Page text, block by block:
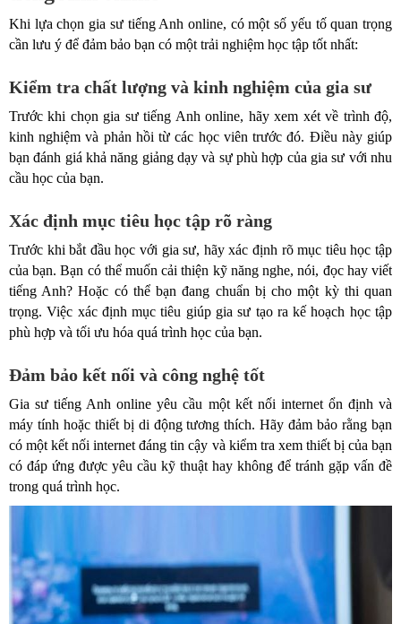
Khi lựa chọn gia sư tiếng Anh online, có một số yếu tố quan trọng
cần lưu ý để đảm bảo bạn có một trải nghiệm học tập tốt nhất:
Kiểm tra chất lượng và kinh nghiệm của gia sư
Trước khi chọn gia sư tiếng Anh online, hãy xem xét về trình độ,
kinh nghiệm và phản hồi từ các học viên trước đó. Điều này giúp
bạn đánh giá khả năng giảng dạy và sự phù hợp của gia sư với nhu
cầu học của bạn.
Xác định mục tiêu học tập rõ ràng
Trước khi bắt đầu học với gia sư, hãy xác định rõ mục tiêu học tập
của bạn. Bạn có thể muốn cải thiện kỹ năng nghe, nói, đọc hay viết
tiếng Anh? Hoặc có thể bạn đang chuẩn bị cho một kỳ thi quan
trọng. Việc xác định mục tiêu giúp gia sư tạo ra kế hoạch học tập
phù hợp và tối ưu hóa quá trình học của bạn.
Đảm bảo kết nối và công nghệ tốt
Gia sư tiếng Anh online yêu cầu một kết nối internet ổn định và
máy tính hoặc thiết bị di động tương thích. Hãy đảm bảo rằng bạn
có một kết nối internet đáng tin cậy và kiểm tra xem thiết bị của bạn
có đáp ứng được yêu cầu kỹ thuật hay không để tránh gặp vấn đề
trong quá trình học.